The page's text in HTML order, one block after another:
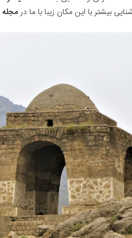
بیشتر با این مکان زیبا با ما در